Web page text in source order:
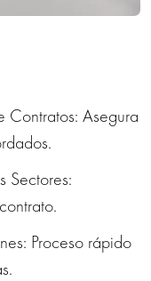
Contratos: Asegura
Sectores:
Proceso rápido